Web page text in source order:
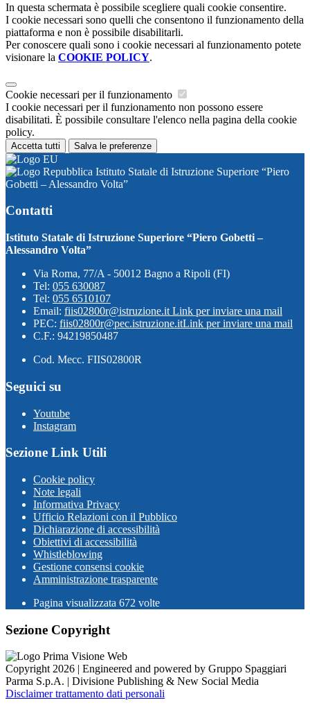
In questa schermata è possibile scegliere quali cookie consentire.
I cookie necessari sono quelli che consentono il funzionamento della
piattaforma e non è possibile disabilitarli.
Per conoscere quali sono i cookie necessari al funzionamento potete
visionare la COOKIE POLICY.
Cookie necessari per il funzionamento
I cookie necessari per il funzionamento non possono essere
disabilitati. È possibile consultare l'elenco nella pagina della cookie
policy.
Accetta tutti Salva le preferenze
Istituto Statale di Istruzione Superiore “Piero
Gobetti – Alessandro Volta”
Contatti
Istituto Statale di Istruzione Superiore “Piero Gobetti –
Alessandro Volta”
Via Roma, 77/A - 50012 Bagno a Ripoli (FI)
Tel: 055 630087
Tel: 055 6510107
Email: fiis02800r@istruzione.it Link per inviare una mail
PEC: fiis02800r@pec.istruzione.itLink per inviare una mail
C.F.: 94219850487
Cod. Mecc. FIIS02800R
Seguici su
Youtube
Instagram
Sezione Link Utili
Cookie policy
Note legali
Informativa Privacy
Ufficio Relazioni con il Pubblico
Dichiarazione di accessibilità
Obiettivi di accessibilità
Whistleblowing
Gestione consensi cookie
Amministrazione trasparente
Pagina visualizzata 672 volte
Sezione Copyright
Copyright 2026 | Engineered and powered by Gruppo Spaggiari
Parma S.p.A. | Divisione Publishing & New Social Media
Disclaimer trattamento dati personali